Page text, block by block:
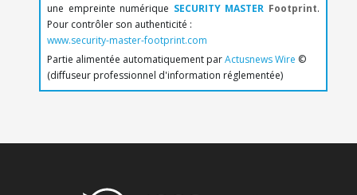
une empreinte numérique SECURITY MASTER Footprint.
Pour contrôler son authenticité :
www.security-master-footprint.com
Partie alimentée automatiquement parActusnews Wire ©
(diffuseur professionnel d'information réglementée)